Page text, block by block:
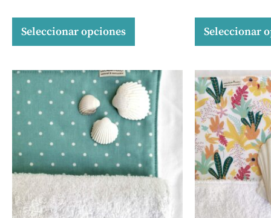
Seleccionar opciones Seleccionar